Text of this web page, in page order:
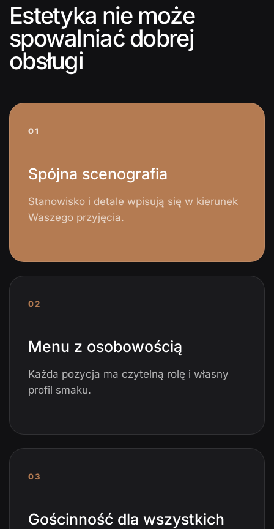
Estetyka nie może
spowalniać dobrej
obsługi
01
Spójna scenografia
Stanowisko i detale wpisują się w kierunek
Waszego przyjęcia.
02
Menu z osobowością
Każda pozycja ma czytelną rolę i własny
profil smaku.
03
Gościnność dla wszystkich